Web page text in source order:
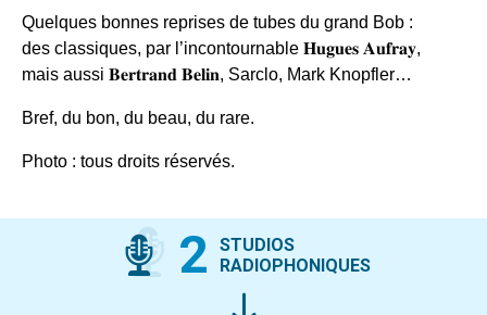
Quelques bonnes reprises de tubes du grand Bob :
des classiques, par l’incontournable 𝐇𝐮𝐠𝐮𝐞𝐬 𝐀𝐮𝐟𝐫𝐚𝐲,
mais aussi 𝐁𝐞𝐫𝐭𝐫𝐚𝐧𝐝 𝐁𝐞𝐥𝐢𝐧, Sarclo, Mark Knopfler…
Bref, du bon, du beau, du rare.
Photo : tous droits réservés.
2
STUDIOS
RADIOPHONIQUES